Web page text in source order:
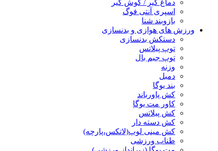
دماغ گیر / گوش گیر
اسپری آنتی فوگ
بازوبند شنا
ورزش های هوازی و بدنسازی
دستکش بدنسازی
توپ پیلاتس
توپ جیم بال
وزنه
دمبل
بند یوگا
کش پاورباند
کاور مت یوگا
کش پیلاتس
کش دسته دار
کش مینی لوپ(لاتکس،پارچه)
طناب ورزشی